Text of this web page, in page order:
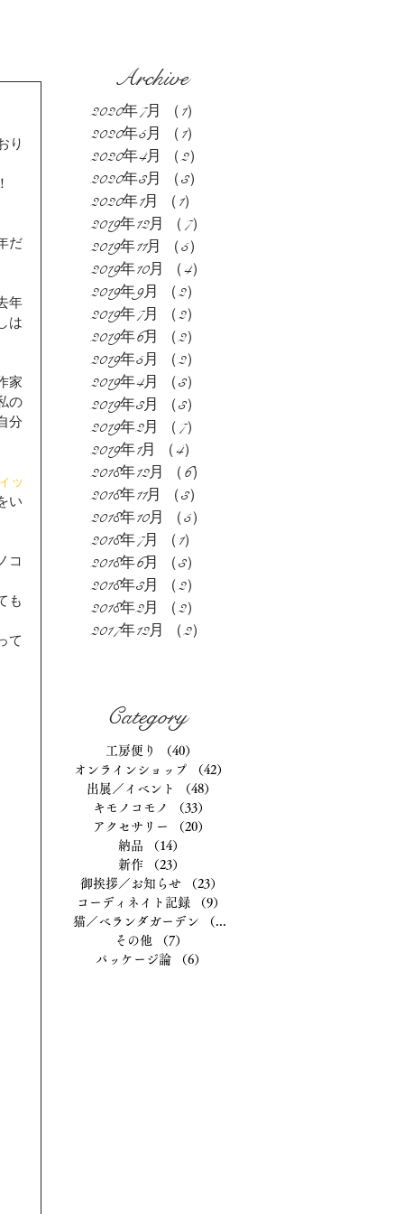
り
だ
年
は
家
の
分
ッ
い
コ
も
て
工房便り （40）
オンラインショップ
（42）
出展／イベント
（48）
キモノコモノ
（33）
アクセサリー
（20）
納品
（14）
新作
（23）
御挨拶／お知らせ
（23）
コーディネイト記録
（9）
猫／ベランダガーデン
（13）
その他
（7）
パッケージ論
（6）
2020年7月 （1）
2020年5月
（1）
2020年4月
（2）
2020年3月
（3）
2020年1月
（1）
2019年12月
（7）
2019年11月
（5）
2019年10月
（4）
2019年9月
（2）
2019年7月
（2）
2019年6月
（2）
2019年5月
（2）
2019年4月
（3）
2019年3月
（3）
2019年2月
（7）
2019年1月
（4）
2018年12月
（6）
2018年11月
（3）
2018年10月
（5）
2018年7月
（1）
2018年6月
（3）
2018年3月
（2）
2018年2月
（2）
2017年12月
（2）
Archive
Category